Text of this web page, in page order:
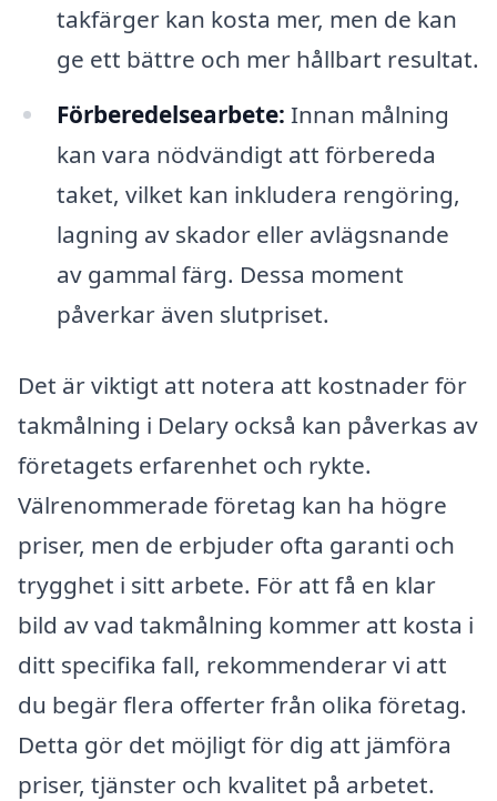
takfärger kan kosta mer, men de kan
ge ett bättre och mer hållbart resultat.
Förberedelsearbete: Innan målning
kan vara nödvändigt att förbereda
taket, vilket kan inkludera rengöring,
lagning av skador eller avlägsnande
av gammal färg. Dessa moment
påverkar även slutpriset.
Det är viktigt att notera att kostnader för
takmålning i Delary också kan påverkas av
företagets erfarenhet och rykte.
Välrenommerade företag kan ha högre
priser, men de erbjuder ofta garanti och
trygghet i sitt arbete. För att få en klar
bild av vad takmålning kommer att kosta i
ditt specifika fall, rekommenderar vi att
du begär flera offerter från olika företag.
Detta gör det möjligt för dig att jämföra
priser, tjänster och kvalitet på arbetet.